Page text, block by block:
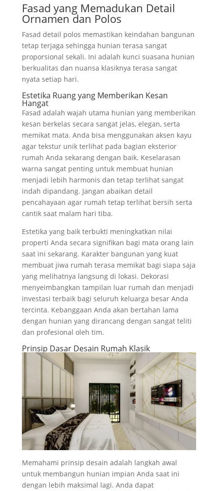
Fasad yang Memadukan Detail
Ornamen dan Polos
Fasad detail polos memastikan keindahan bangunan
tetap terjaga sehingga hunian terasa sangat
proporsional sekali. Ini adalah kunci suasana hunian
berkualitas dan nuansa klasiknya terasa sangat
nyata setiap hari.
Estetika Ruang yang Memberikan Kesan
Hangat
Fasad adalah wajah utama hunian yang memberikan
kesan berkelas secara sangat jelas, elegan, serta
memikat mata. Anda bisa menggunakan aksen kayu
agar tekstur unik terlihat pada bagian eksterior
rumah Anda sekarang dengan baik. Keselarasan
warna sangat penting untuk membuat hunian
menjadi lebih harmonis dan tetap terlihat sangat
indah dipandang. Jangan abaikan detail
pencahayaan agar rumah tetap terlihat bersih serta
cantik saat malam hari tiba.
Estetika yang baik terbukti meningkatkan nilai
properti Anda secara signifikan bagi mata orang lain
saat ini sekarang. Karakter bangunan yang kuat
membuat jiwa rumah terasa memikat bagi siapa saja
yang melihatnya langsung di lokasi. Dekorasi
menyeimbangkan tampilan luar rumah dan menjadi
investasi terbaik bagi seluruh keluarga besar Anda
tercinta. Kebanggaan Anda akan bertahan lama
dengan hunian yang dirancang dengan sangat teliti
dan profesional oleh tim.
Prinsip Dasar Desain Rumah Klasik
Memahami prinsip desain adalah langkah awal
untuk membangun hunian impian Anda saat ini
dengan lebih maksimal lagi. Anda dapat